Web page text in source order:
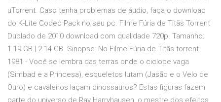
uTorrent. Caso tenha problemas de áudio, faça o download
do K-Lite Codec Pack no seu pc. Filme Fúria de Titãs Torrent
Dublado de 2010 download com qualidade 720p. Tamanho:
1.19 GB | 2.14 GB. Sinopse: No Filme Fúria de Titãs torrent
1981 - Você se lembra das terras onde o ciclope vaga
(Simbad e a Princesa), esqueletos lutam (Jasão e o Velo de
Ouro) e cavaleiros laçam dinossauros? Estas figuras fazem